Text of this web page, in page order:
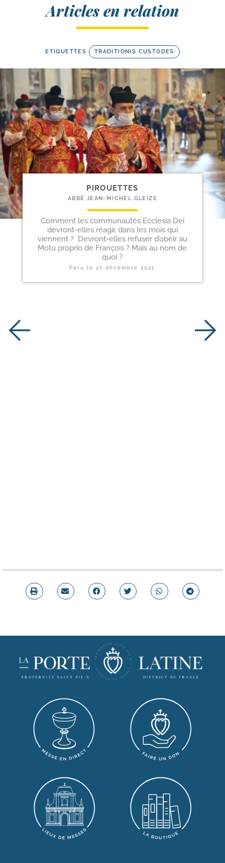
Articles en relation
ETIQUETTES TRADITIONIS CUSTODES
PIROUETTES
ABBÉ JEAN-MICHEL GLEIZE
Comment les communautés Ecclesia Dei
devront-elles réagir, dans les mois qui
viennent ? Devront-elles refuser d’obéir au
Motu proprio de François ? Mais au nom de
quoi ?
Paru le27 décembre 2021